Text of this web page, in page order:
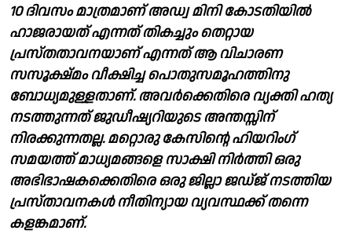
10 ദിവസം മാത്രമാണ് അഡ്വ മിനി കോടതിയിൽ
ഹാജരായത് എന്നത് തികച്ചും തെറ്റായ
പ്രസ്തതാവനയാണ് എന്നത് ആ വിചാരണ
സസൂക്ഷ്‌മം വീക്ഷിച്ച പൊതുസമൂഹത്തിനു
ബോധ്യമുള്ളതാണ്. അവർക്കെതിരെ വ്യക്തി ഹത്യ
നടത്തുന്നത് ജുഡീഷ്യറിയുടെ അന്തസ്സിന്
നിരക്കുന്നതല്ല. മറ്റൊരു കേസിൻ്റെ ഹിയറിംഗ്
സമയത്ത് മാധ്യമങ്ങളെ സാക്ഷി നിർത്തി ഒരു
അഭിഭാഷകക്കെതിരെ ഒരു ജില്ലാ ജഡ്‌ജ് നടത്തിയ
പ്രസ്‌താവനകൾ നീതിന്യായ വ്യവസ്ഥക്ക് തന്നെ
കളങ്കമാണ്.